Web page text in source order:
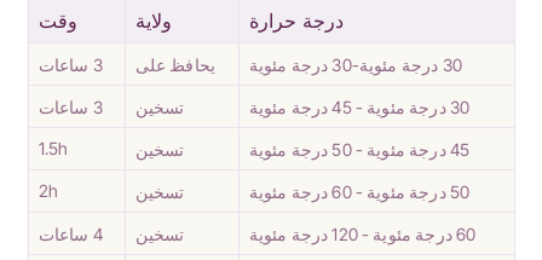
درجة حرارة ولاية وقت
30 درجة مئوية-30 درجة مئوية يحافظ على 3 ساعات
30 درجة مئوية - 45 درجة مئوية تسخين 3 ساعات
45 درجة مئوية - 50 درجة مئوية تسخين 1.5h
50 درجة مئوية - 60 درجة مئوية تسخين 2h
60 درجة مئوية - 120 درجة مئوية تسخين 4 ساعات